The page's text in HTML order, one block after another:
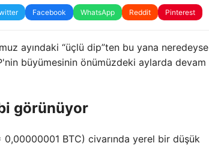
Facebook WhatsApp Reddit Pinterest
ayındaki “üçlü dip”ten bu yana neredeyse
büyümesinin önümüzdeki aylarda devam
görünüyor
BTC) civarında yerel bir düşük